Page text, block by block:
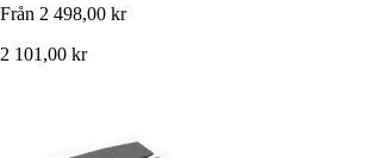
Från 2 498,00 kr
2 101,00 kr